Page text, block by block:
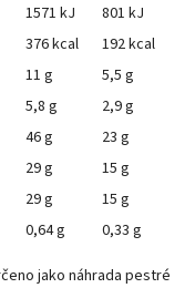
1571 kJ
801 kJ
376 kcal
192 kcal
11 g
5,5 g
5,8 g
2,9 g
46 g
23 g
29 g
15 g
29 g
15 g
0,64 g 0,33 g
jako náhrada pestré